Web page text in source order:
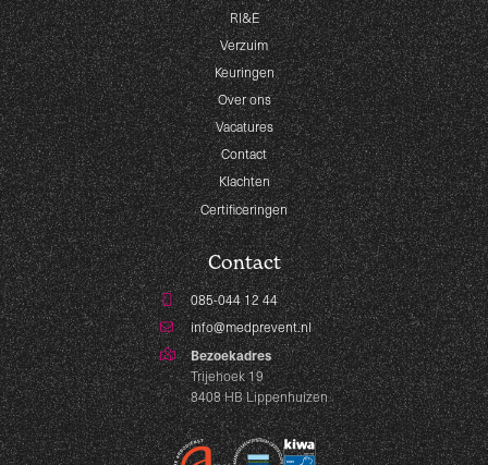
RI&E
Verzuim
Keuringen
Over ons
Vacatures
Contact
Klachten
Certificeringen
Contact
085-044 12 44
info@medprevent.nl
Bezoekadres
Trijehoek 19
8408 HB Lippenhuizen